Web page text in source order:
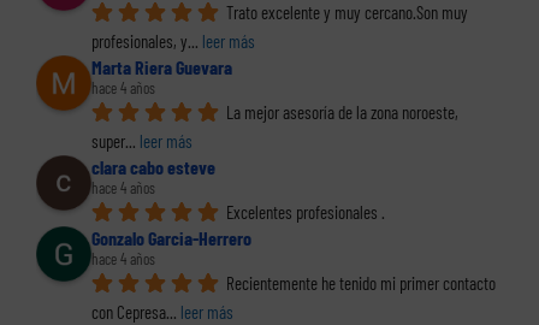
Trato excelente y muy cercano.Son muy
profesionales, y... leer más
Marta Riera Guevara
hace 4 años
La mejor asesoría de la zona noroeste,
super... leer más
clara cabo esteve
hace 4 años
Excelentes profesionales .
Gonzalo Garcia-Herrero
hace 4 años
Recientemente he tenido mi primer contacto
con Cepresa... leer más